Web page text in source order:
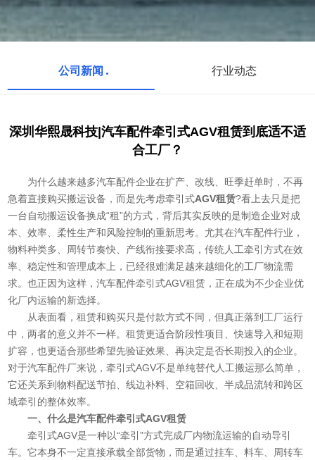
公司新闻 行业动态
深圳华熙晟科技|汽车配件牵引式AGV租赁到底适不适
合工厂？
为什么越来越多汽车配件企业在扩产、改线、旺季赶单时，不再
急着直接购买搬运设备，而是先考虑牵引式AGV租赁?看上去只是把
一台自动搬运设备换成“租”的方式，背后其实反映的是制造企业对成
本、效率、柔性生产和风险控制的重新思考。尤其在汽车配件行业，
物料种类多、周转节奏快、产线衔接要求高，传统人工牵引方式在效
率、稳定性和管理成本上，已经很难满足越来越细化的工厂物流需
求。也正因为这样，汽车配件牵引式AGV租赁，正在成为不少企业优
化厂内运输的新选择。
从表面看，租赁和购买只是付款方式不同，但真正落到工厂运行
中，两者的意义并不一样。租赁更适合阶段性项目、快速导入和短期
扩容，也更适合那些希望先验证效果、再决定是否长期投入的企业。
对于汽车配件厂来说，牵引式AGV不是单纯替代人工搬运那么简单，
它还关系到物料配送节拍、线边补料、空箱回收、半成品流转和跨区
域牵引的整体效率。
一、什么是汽车配件牵引式AGV租赁
牵引式AGV是一种以“牵引”方式完成厂内物流运输的自动导引
车。它本身不一定直接承载全部货物，而是通过挂车、料车、周转车